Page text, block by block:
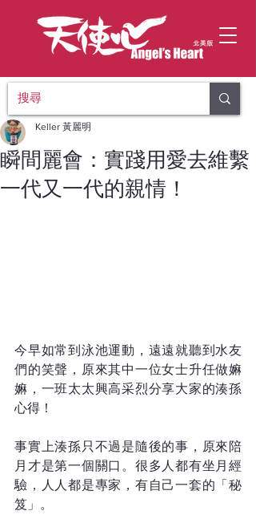
瞬間麗會：實踐用愛去維繫
一代又一代的親情！
Keller 黃麗明
今早如常到泳池運動，遠遠就聽到水友
們的笑聲，原來其中一位女士升任做嫲
嫲，一班太太興高采烈分享大家的湊孫
心得！
事實上湊孫只不過是隨後的事，原來陪
月才是第一個關口。很多人都有坐月經
驗，人人都是專家，有自己一套的「秘
笈」。